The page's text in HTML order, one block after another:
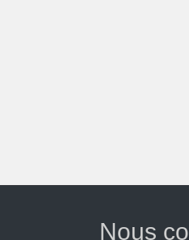
Nous